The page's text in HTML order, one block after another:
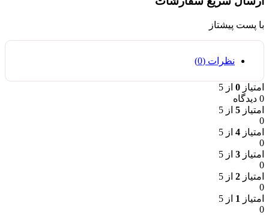
با پست پیشتاز
نظرات (0)
امتیاز 0 از 5
0 دیدگاه
امتیاز 5 از 5
0
امتیاز 4 از 5
0
امتیاز 3 از 5
0
امتیاز 2 از 5
0
امتیاز 1 از 5
0